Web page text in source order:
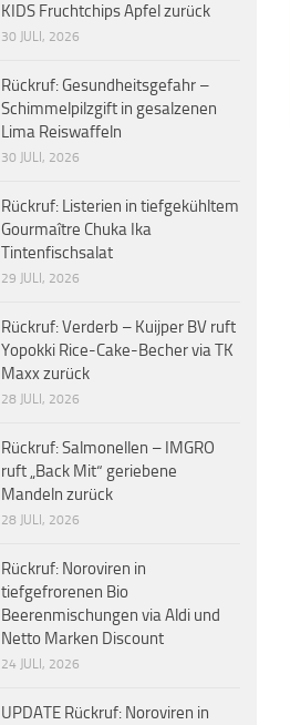
KIDS Fruchtchips Apfel zurück
30 JULI, 2026
Rückruf: Gesundheitsgefahr –
Schimmelpilzgift in gesalzenen
Lima Reiswaffeln
30 JULI, 2026
Rückruf: Listerien in tiefgekühltem
Gourmaître Chuka Ika
Tintenfischsalat
29 JULI, 2026
Rückruf: Verderb – Kuijper BV ruft
Yopokki Rice-Cake-Becher via TK
Maxx zurück
28 JULI, 2026
Rückruf: Salmonellen – IMGRO
ruft „Back Mit“ geriebene
Mandeln zurück
28 JULI, 2026
Rückruf: Noroviren in
tiefgefrorenen Bio
Beerenmischungen via Aldi und
Netto Marken Discount
24 JULI, 2026
UPDATE Rückruf: Noroviren in